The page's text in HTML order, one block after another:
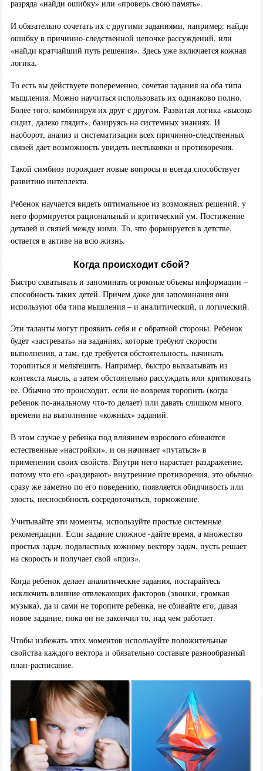
разряда «найди ошибку» или «проверь свою память».
И обязательно сочетать их с другими заданиями, например: найди
ошибку в причинно-следственной цепочке рассуждений, или
«найди кратчайший путь решения». Здесь уже включается кожная
логика.
То есть вы действуете попеременно, сочетая задания на оба типа
мышления. Можно научиться использовать их одинаково полно.
Более того, комбинируя их друг с другом. Развитая логика «высоко
сидит, далеко глядит», базируясь на системных знаниях. И
наоборот, анализ и систематизация всех причинно-следственных
связей дает возможность увидеть нестыковки и противоречия.
Такой симбиоз порождает новые вопросы и всегда способствует
развитию интеллекта.
Ребенок научается видеть оптимальное из возможных решений, у
него формируется рациональный и критический ум. Постижение
деталей и связей между ними. То, что формируется в детстве,
остается в активе на всю жизнь.
Когда происходит сбой?
Быстро схватывать и запоминать огромные объемы информации –
способность таких детей. Причем даже для запоминания они
используют оба типа мышления – и аналитический, и логический.
Эти таланты могут проявить себя и с обратной стороны. Ребенок
будет «застревать» на заданиях, которые требуют скорости
выполнения, а там, где требуется обстоятельность, начинать
торопиться и мельтешить. Например, быстро выхватывать из
контекста мысль, а затем обстоятельно рассуждать или критиковать
ее. Обычно это происходит, если не вовремя торопить (когда
ребенок по-анальному что-то делает) или давать слишком много
времени на выполнение «кожных» заданий.
В этом случае у ребенка под влиянием взрослого сбиваются
естественные «настройки», и он начинает «путаться» в
применении своих свойств. Внутри него нарастает раздражение,
потому что его «раздирают» внутренние противоречия, это обычно
сразу же заметно по его поведению, появляется обидчивость или
злость, неспособность сосредоточиться, торможение.
Учитывайте эти моменты, используйте простые системные
рекомендации. Если задание сложное -дайте время, а множество
простых задач, подвластных кожному вектору задач, пусть решает
на скорость и получает свой «приз».
Когда ребенок делает аналитические задания, постарайтесь
исключить влияние отвлекающих факторов (звонки, громкая
музыка), да и сами не торопите ребенка, не сбивайте его, давая
новое задание, пока он не закончил то, над чем работает.
Чтобы избежать этих моментов используйте положительные
свойства каждого вектора и обязательно составьте разнообразный
план-расписание.